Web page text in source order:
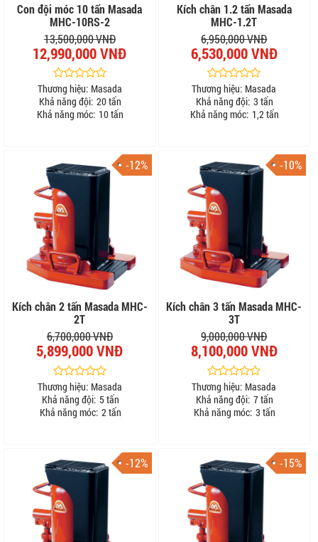
Con đội móc 10 tấn Masada
MHC-10RS-2
13,500,000 VNĐ
12,990,000 VNĐ
Thương hiệu: Masada
Khả năng đội: 20 tấn
Khả năng móc: 10 tấn
Kích chân 1.2 tấn Masada
MHC-1.2T
6,950,000 VNĐ
6,530,000 VNĐ
Thương hiệu: Masada
Khả năng đội: 3 tấn
Khả năng móc: 1,2 tấn
-12%
Kích chân 2 tấn Masada MHC-
2T
6,700,000 VNĐ
5,899,000 VNĐ
Thương hiệu: Masada
Khả năng đội: 5 tấn
Khả năng móc: 2 tấn
-10%
Kích chân 3 tấn Masada MHC-
3T
9,000,000 VNĐ
8,100,000 VNĐ
Thương hiệu: Masada
Khả năng đội: 7 tấn
Khả năng móc: 3 tấn
-12% -15%